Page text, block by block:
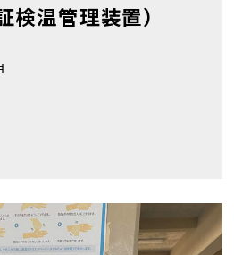
温管理装置）